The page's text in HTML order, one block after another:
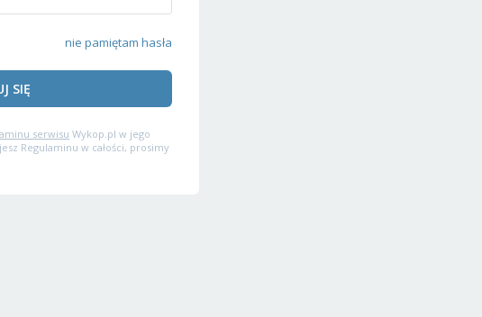
nie pamiętam hasła
SIĘ
serwisu Wykop.pl w jego
Regulaminu w całości, prosimy